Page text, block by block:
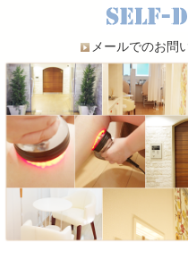
メールでのお問